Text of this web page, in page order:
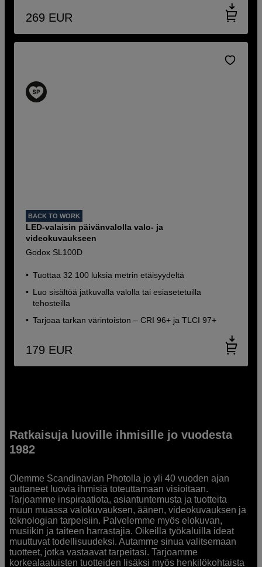
269 EUR
BACK TO WORK
LED-valaisin päivänvalolla valo- ja
videokuvaukseen
Godox SL100D
Tuottaa 32 100 luksia metrin etäisyydeltä
Luo sisältöä jatkuvalla valolla tai esiasetetuilla
tehosteilla
Tarjoaa tarkan värintoiston – CRI 96+ ja TLCI 97+
179 EUR
Ratkaisuja luoville ihmisille jo vuodesta
1982
Olemme Scandinavian Photolla jo yli 40 vuoden ajan
auttaneet luovia ihmisiä toteuttamaan visioitaan.
Tarjoamme inspiraatiota, asiantuntemusta ja tuotteita
muun muassa valokuvauksen, äänen, videokuvauksen ja
teknologian tarpeisiin. Palvelemme myös elokuvan,
musiikin ja taiteen harrastajia. Oikeilla työkaluilla ideat
muuttuvat todellisuudeksi. Autamme sinua valitsemaan
tuotteet, jotka vastaavat tarpeitasi. Tarjoamme
korkealaatuisten tuotteiden lisäksi myös henkilökohtaista